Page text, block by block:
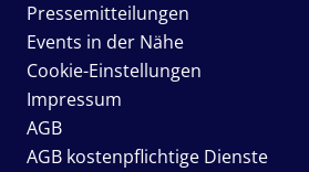
Pressemitteilungen
Events in der Nähe
Cookie-Einstellungen
Impressum
AGB
AGB kostenpflichtige Dienste